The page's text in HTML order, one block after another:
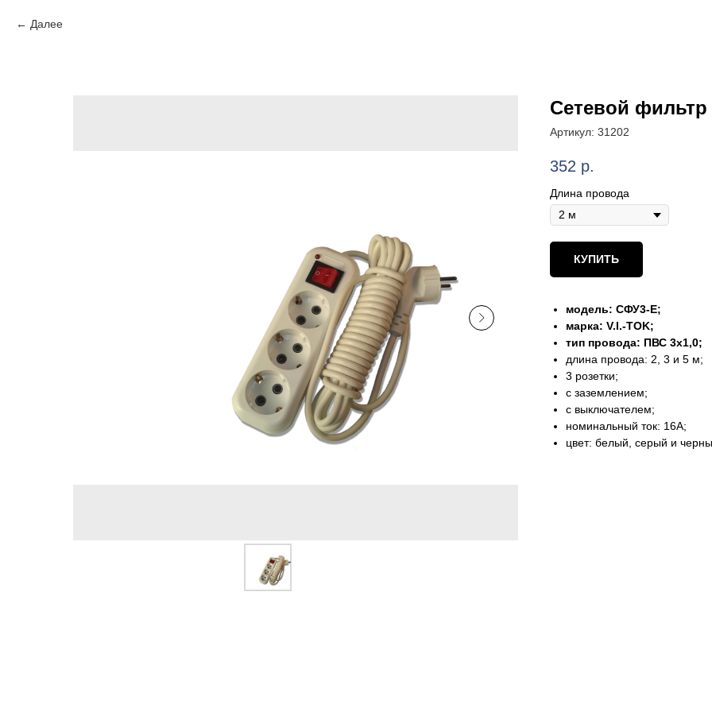
Далее
Сетевой
Артикул: 31202
352 р.
Длина провода
КУПИТЬ
модель: СФУ3-Е;
марка: V.I.-TOK;
тип провода: ПВС 3х1,0;
длина провода: 2, 3 и 5 м;
3 розетки;
с заземлением;
с выключателем;
номинальный ток: 16А;
цвет: белый, серый и